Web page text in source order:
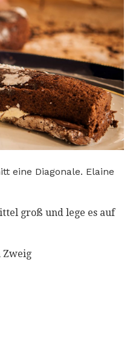
eine Diagonale. Elaine
groß und lege es auf
Zweig